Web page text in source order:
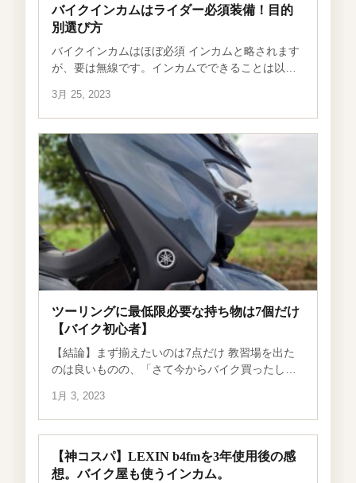
バイクインカムはライダー必須装備！目的
別選び方
バイクインカムはほぼ必須 インカムと略されます
が、要は無線です。インカムでできることは以下
Google, Alexa, Siriと話せる（ものによる） ラジオ
に接続できる（もの […]
3月 25, 2023
ツーリングに最低限必要な持ち物は7個だけ
【バイク初心者】
【結論】まず揃えたいのは7点だけ 教習場を出た
のは良いものの、「さて今からバイク買ったしツ
能は教わっても経験がないですし、何より何を買
っていいのかなんて教えてもらえません。 こ […]
1月 3, 2023
【神コスパ】LEXIN b4fmを3年使用後の感
想。バイク屋も使うインカム。